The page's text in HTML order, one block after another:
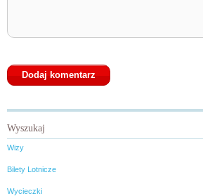
Wyszukaj
Wizy
Bilety Lotnicze
Wycieczki